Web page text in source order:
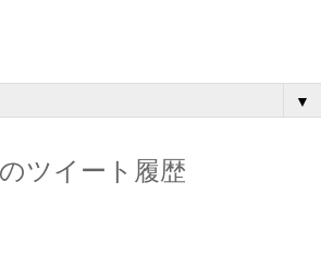
▼
ツイート履歴